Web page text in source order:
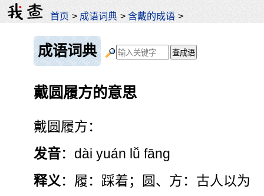
首页 > 成语词典 >含戴的成语 >
成语词典
戴圆履方的意思
戴圆履方：
发音：dài yuán lǚ fāng
释义 ：履：踩着；圆、方：古人以为